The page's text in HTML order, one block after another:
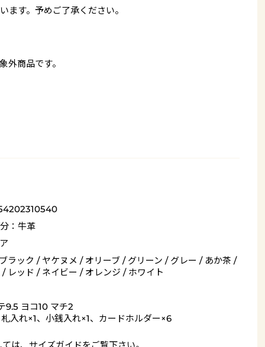
ます。予めご了承ください。
外商品です。
：牛革
ラック / ヤケヌメ / オリーブ / グリーン / グレー / あか茶 /
/ レッド / ネイビー / オレンジ / ホワイト
9.5 ヨコ10 マチ2
入れ×1、小銭入れ×1、カードホルダー×6